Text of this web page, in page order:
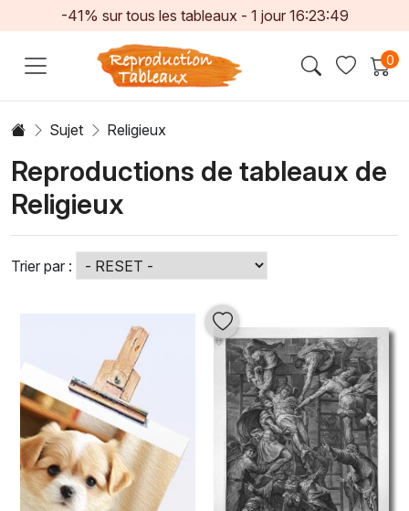
-41% sur tous les tableaux - 1 jour 16:23:47
0
Sujet Religieux
Reproductions de tableaux de
Religieux
Trier par :